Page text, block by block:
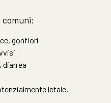
gonfiori
diarrea
letale.